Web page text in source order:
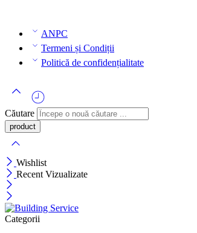
ANPC
Termeni și Condiții
Politică de confidențialitate
Căutare
Wishlist
Recent Vizualizate
Categorii